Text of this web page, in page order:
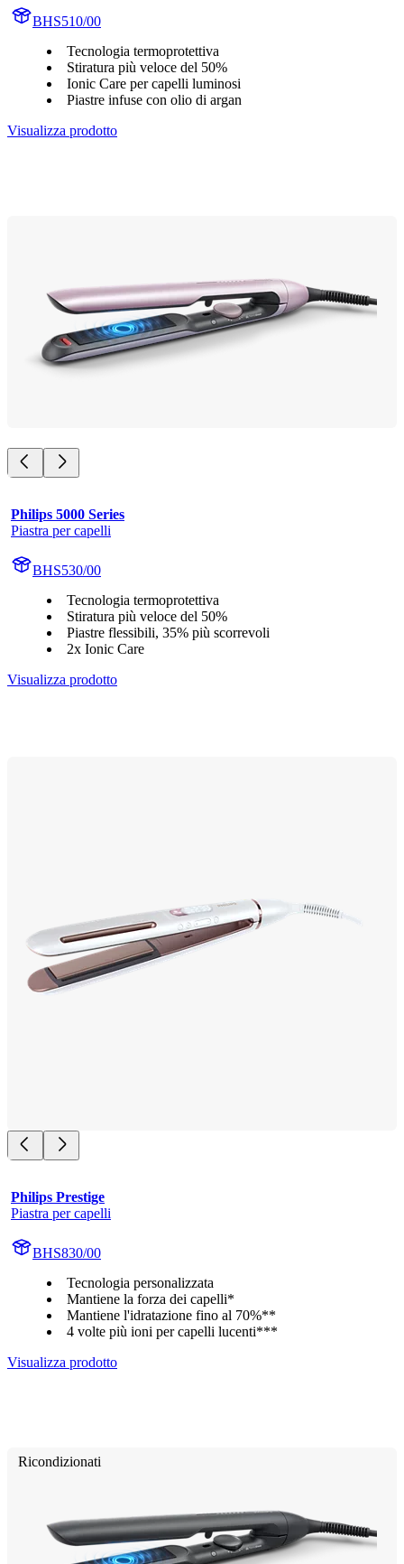
BHS510/00
Tecnologia termoprotettiva
Stiratura più veloce del 50%
Ionic Care per capelli luminosi
Piastre infuse con olio di argan
Visualizza prodotto
Philips 5000 Series
Piastra per capelli
BHS530/00
Tecnologia termoprotettiva
Stiratura più veloce del 50%
Piastre flessibili, 35% più scorrevoli
2x Ionic Care
Visualizza prodotto
Philips Prestige
Piastra per capelli
BHS830/00
Tecnologia personalizzata
Mantiene la forza dei capelli*
Mantiene l'idratazione fino al 70%**
4 volte più ioni per capelli lucenti***
Visualizza prodotto
Ricondizionati